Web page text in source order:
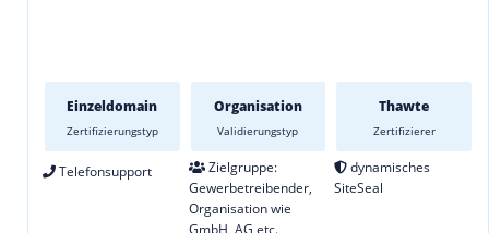
Einzeldomain
Zertifizierungstyp
Organisation
Validierungstyp
Thawte
Zertifizierer
Telefonsupport
Zielgruppe:
Gewerbetreibender,
Organisation wie
GmbH, AG etc.
dynamisches
SiteSeal